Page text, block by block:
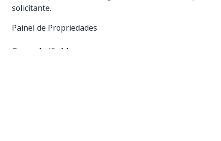
solicitante.
Painel de Propriedades
Entrada/Saída